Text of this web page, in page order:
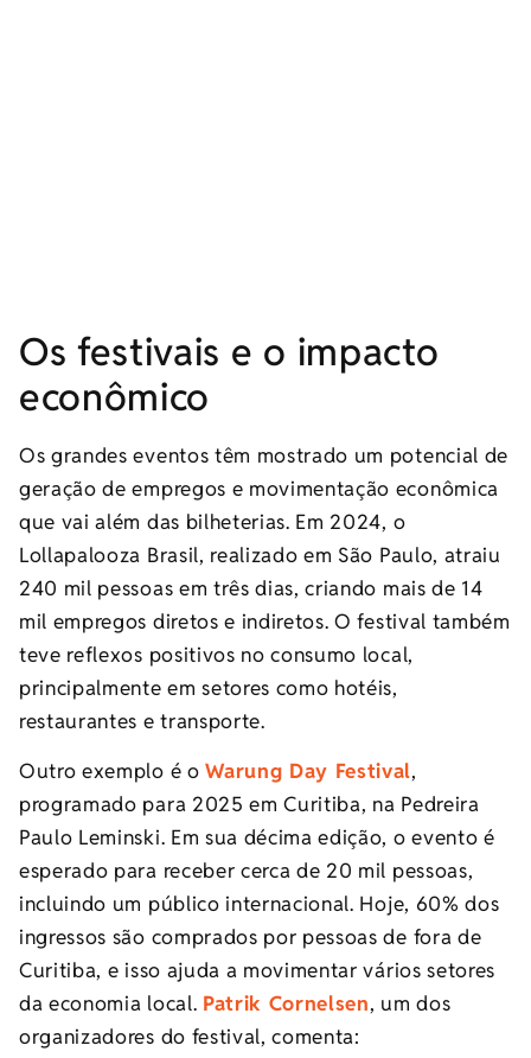
Os festivais e o impacto
econômico
Os grandes eventos têm mostrado um potencial de
geração de empregos e movimentação econômica
que vai além das bilheterias. Em 2024, o
Lollapalooza Brasil, realizado em São Paulo, atraiu
240 mil pessoas em três dias, criando mais de 14
mil empregos diretos e indiretos. O festival também
teve reflexos positivos no consumo local,
principalmente em setores como hotéis,
restaurantes e transporte.
Outro exemplo é oWarung Day Festival,
programado para 2025 em Curitiba, na Pedreira
Paulo Leminski. Em sua décima edição, o evento é
esperado para receber cerca de 20 mil pessoas,
incluindo um público internacional. Hoje, 60% dos
ingressos são comprados por pessoas de fora de
Curitiba, e isso ajuda a movimentar vários setores
da economia local. Patrik Cornelsen, um dos
organizadores do festival, comenta: